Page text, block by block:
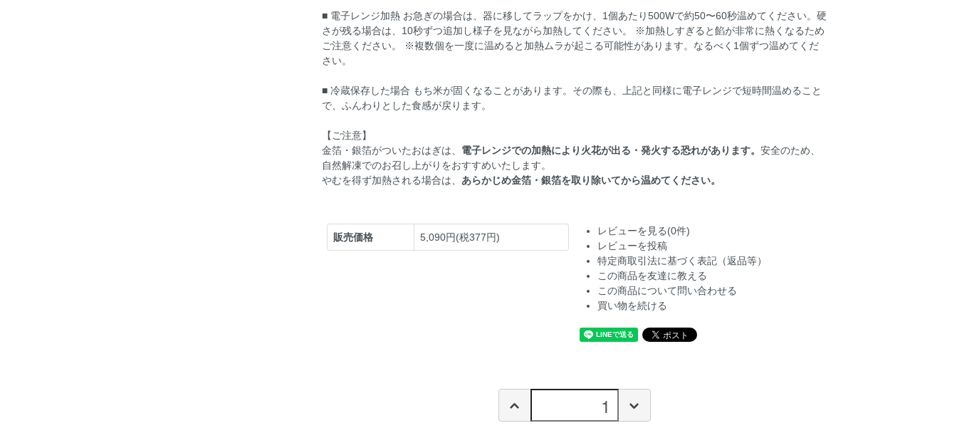
■ 電子レンジ加熱 お急ぎの場合は、器に移してラップをかけ、1個あたり500Wで約50〜60秒温めてください。硬
さが残る場合は、10秒ずつ追加し様子を見ながら加熱してください。 ※加熱しすぎると餡が非常に熱くなるため
ご注意ください。 ※複数個を一度に温めると加熱ムラが起こる可能性があります。なるべく1個ずつ温めてくだ
さい。
■ 冷蔵保存した場合 もち米が固くなることがあります。その際も、上記と同様に電子レンジで短時間温めること
で、ふんわりとした食感が戻ります。
【ご注意】
金箔・銀箔がついたおはぎは、 電子レンジでの加熱により火花が出る・発火する恐れがあります。 安全のため、
自然解凍でのお召し上がりをおすすめいたします。
やむを得ず加熱される場合は、 あらかじめ金箔・銀箔を取り除いてから温めてください。
販売価格 5,090円(税377円)
レビューを見る(0件)
レビューを投稿
特定商取引法に基づく表記（返品等）
この商品を友達に教える
この商品について問い合わせる
買い物を続ける